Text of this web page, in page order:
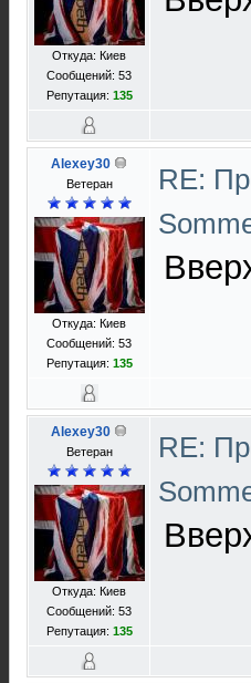
Откуда: Киев
Сообщений: 53
Репутация: 135
Alexey30
Ветеран
Откуда: Киев
Сообщений: 53
Репутация: 135
RE:
Alexey30
Ветеран
Откуда: Киев
Сообщений: 53
Репутация: 135
RE: